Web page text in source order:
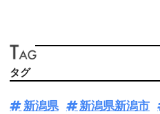
タグ
新潟県 新潟県新潟市